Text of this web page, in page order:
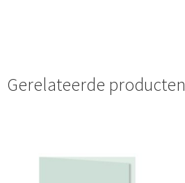
Gerelateerde producten